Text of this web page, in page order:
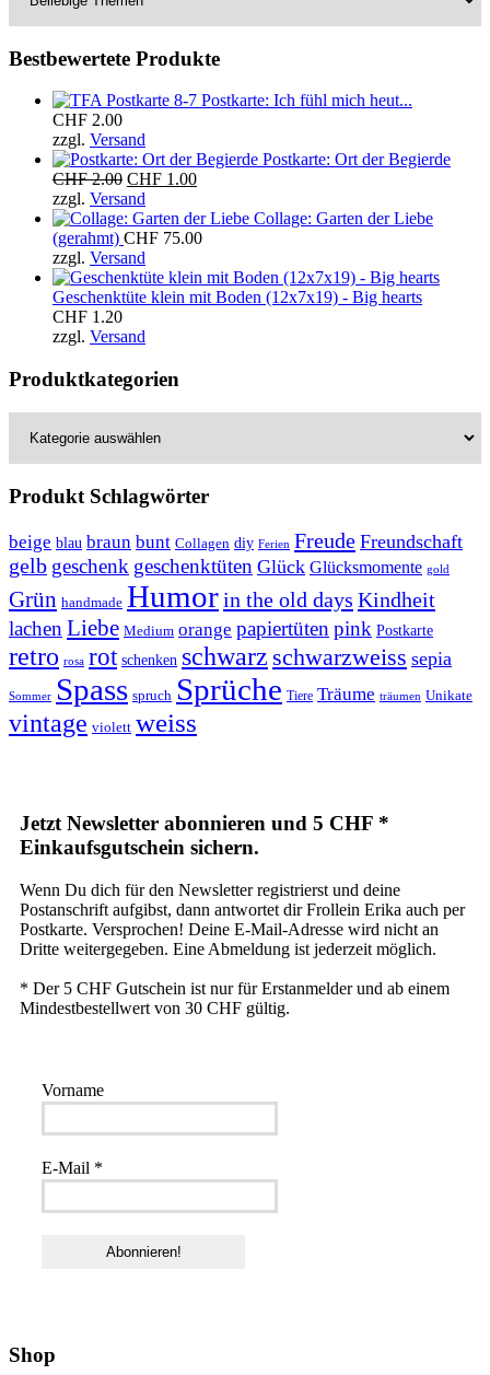
Bestbewertete Produkte
Postkarte: Ich fühl mich heut...
CHF 2.00
zzgl. Versand
Postkarte: Ort der Begierde
CHF2.00 Ursprünglicher
Preis
war:
CHF 2.00
CHF 1.00Aktueller
ist:
CHF 1.00.
zzgl. Versand
Collage: Garten der Liebe
(gerahmt) CHF 75.00
zzgl. Versand
Geschenktüte klein mit Boden (12x7x19) - Big hearts
CHF 1.20
zzgl. Versand
Produktkategorien
Produkt Schlagwörter
beige blau braun bunt Collagen diy Ferien Freude Freundschaft
gelb geschenk geschenktüten Glück Glücksmomente gold
Grün handmade Humorin the old days Kindheit
lachenLiebe Medium orange papiertütenpink Postkarte
retro rosa rot schenken schwarz schwarzweiss sepia
Sommer Spass spruch Sprüche Tiere Träume träumen Unikate
vintage violett weiss
Jetzt Newsletter abonnieren und 5 CHF *
Einkaufsgutschein sichern.
Wenn Du dich für den Newsletter registrierst und deine
Postanschrift aufgibst, dann antwortet dir Frollein Erika auch per
Postkarte. Versprochen! Deine E-Mail-Adresse wird nicht an
Dritte weitergegeben. Eine Abmeldung ist jederzeit möglich.
* Der 5 CHF Gutschein ist nur für Erstanmelder und ab einem
Mindestbestellwert von 30 CHF gültig.
Vorname
E-Mail *
Shop